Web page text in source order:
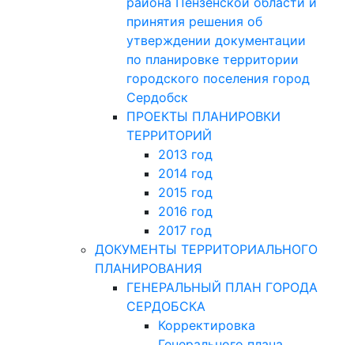
принятия решения об
утверждении документации
по планировке территории
городского поселения город
Сердобск
ПРОЕКТЫ ПЛАНИРОВКИ
ТЕРРИТОРИЙ
2013 год
2014 год
2015 год
2016 год
2017 год
ДОКУМЕНТЫ ТЕРРИТОРИАЛЬНОГО
ПЛАНИРОВАНИЯ
ГЕНЕРАЛЬНЫЙ ПЛАН ГОРОДА
СЕРДОБСКА
Корректировка